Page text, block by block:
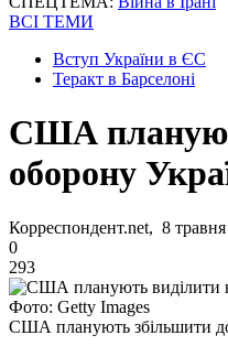
ВСІ ТЕМИ
Вступ України в ЄС
Теракт в Барселоні
США
оборону
Корреспондент.net, 8
0
293
Фото: Getty Images
США планують збільшити